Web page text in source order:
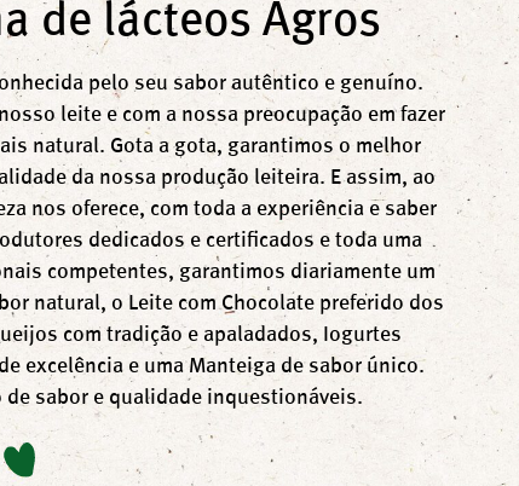
de lácteos Agros
pelo seu sabor autêntico e genuíno.
leite e com a nossa preocupação em fazer
natural. Gota a gota, garantimos o melhor
da nossa produção leiteira. E assim, ao
nos oferece, com toda a experiência e saber
dedicados e certificados e toda uma
competentes, garantimos diariamente um
natural, o Leite com Chocolate preferido dos
com tradição e apaladados, Iogurtes
excelência e uma Manteiga de sabor único.
de sabor e qualidade inquestionáveis.